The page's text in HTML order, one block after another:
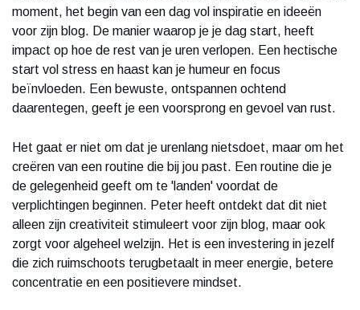
moment, het begin van een dag vol inspiratie en ideeën
voor zijn blog. De manier waarop je je dag start, heeft
impact op hoe de rest van je uren verlopen. Een hectische
start vol stress en haast kan je humeur en focus
beïnvloeden. Een bewuste, ontspannen ochtend
daarentegen, geeft je een voorsprong en gevoel van rust.
Het gaat er niet om dat je urenlang nietsdoet, maar om het
creëren van een routine die bij jou past. Een routine die je
de gelegenheid geeft om te 'landen' voordat de
verplichtingen beginnen. Peter heeft ontdekt dat dit niet
alleen zijn creativiteit stimuleert voor zijn blog, maar ook
zorgt voor algeheel welzijn. Het is een investering in jezelf
die zich ruimschoots terugbetaalt in meer energie, betere
concentratie en een positievere mindset.